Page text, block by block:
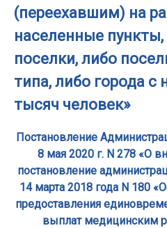
(переехавшим) на
населенные
поселки, либо
типа, либо города с
тысяч человек»
Постановление
8 мая 2020 г. N 278 «О
постановление
14 марта 2018 года N 180
предоставления
выплат медицинским